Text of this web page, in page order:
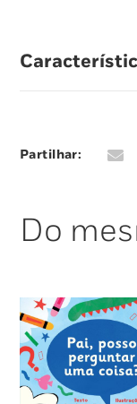
que o
os laços de
Partilhar:
Do